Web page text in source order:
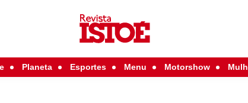
Planeta Esportes Menu Motorshow